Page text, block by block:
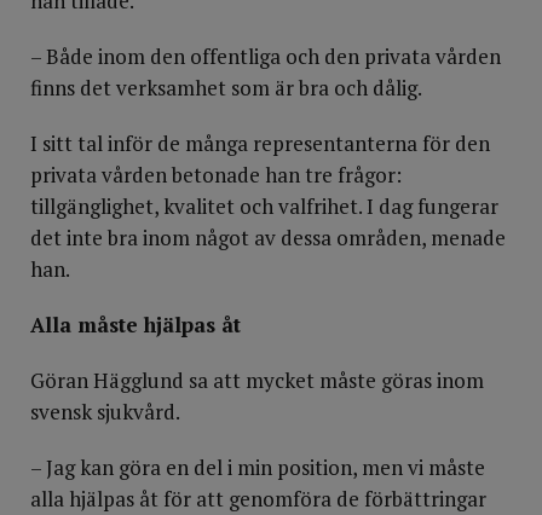
– Både inom den offentliga och den privata vården
finns det verksamhet som är bra och dålig.
I sitt tal inför de många representanterna för den
privata vården betonade han tre frågor:
tillgänglighet, kvalitet och valfrihet. I dag fungerar
det inte bra inom något av dessa områden, menade
han.
Alla måste hjälpas åt
Göran Hägglund sa att mycket måste göras inom
svensk sjukvård.
– Jag kan göra en del i min position, men vi måste
alla hjälpas åt för att genomföra de förbättringar